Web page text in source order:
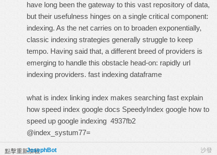
have long been the gateway to this vast repository of data,
but their usefulness hinges on a single critical component:
indexing. As the net carries on to broaden exponentially,
classic indexing strategies generally struggle to keep
tempo. Having said that, a different breed of providers is
emerging to handle this obstacle head-on: rapidly url
indexing providers. fast indexing dataframe
what is index linking index makes searching fast explain
how speed index google docs SpeedyIndex google how to
speed up google indexing 4937fb2
@index_systum77=
點擊重新加載 沙發
JosephBot